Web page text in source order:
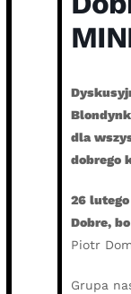
dla
dobrego
26
Dobre,
Piotr
Grupa